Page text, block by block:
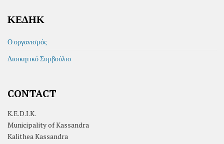
ΚΕΔΗΚ
Ο οργανισμός
Διοικητικό Συμβούλιο
CONTACT
K.E.D.I.K.
Municipality of Kassandra
Kalithea Kassandra